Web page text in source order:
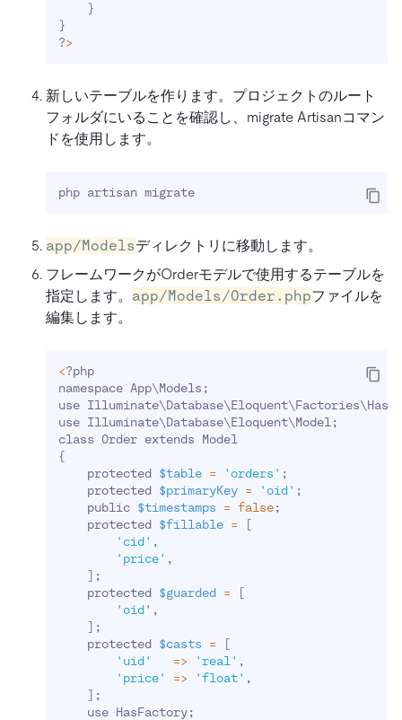
}
}
?>
新しいテーブルを作ります。プロジェクトのルート
フォルダにいることを確認し、migrate Artisanコマン
ドを使用します。
php artisan migrate
app/Modelsディレクトリに移動します。
フレームワークがOrderモデルで使用するテーブルを
指定します。 app/Models/Order.phpファイルを
編集します。
<?php
namespace App\Models ;
use Illuminate\Database\Eloquent\Factories\
use Illuminate\Database\Eloquent\Model ;
class Order extends Model
{
    protected
$table = 'orders' ;
    protected
$primaryKey = 'oid' ;
    public
$timestamps = false;
    protected
$fillable =
[
'cid' ,
'price' ,
] ;
    protected
$guarded =
[
'oid' ,
] ;
    protected
$casts =
[
'uid'
=> 'real' ,
'price'
=> 'float' ,
] ;
    use HasFactory
;